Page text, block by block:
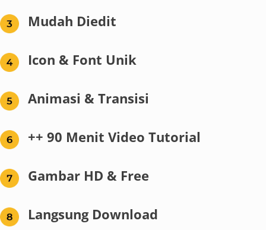
Mudah Diedit
Icon & Font Unik
Animasi & Transisi
++ 90 Menit Video Tutorial
Gambar HD & Free
Langsung Download